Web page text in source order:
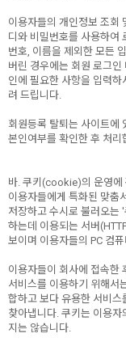
* 본 이미지는 프
동 계산하기(이
2. 프레임 외
3. 이미지 출
4. 보이는 화
* 프레임 외곽 사
즈] 자동으로 계
이용자들의 개인정보 조회
디와 비밀번호를 사용하여
번호, 이름을 제외한 모든
버린 경우에는 회원 로그
인에 필요한 사항을 입력
려 드립니다.
회원등록 탈퇴는 사이트에
본인여부를 확인한 후 처리
바. 쿠키(cookie)의 운영에
이용자들에게 특화된 맞춤
저장하고 수시로 불러오
하는데 이용되는 서버
보이며 이용자들의 PC 컴
이용자들이 회사에 접속한
서비스를 이용하기 위해서
합하고 보다 유용한 서비
찾아냅니다. 쿠키는 이용
지는 않습니다.